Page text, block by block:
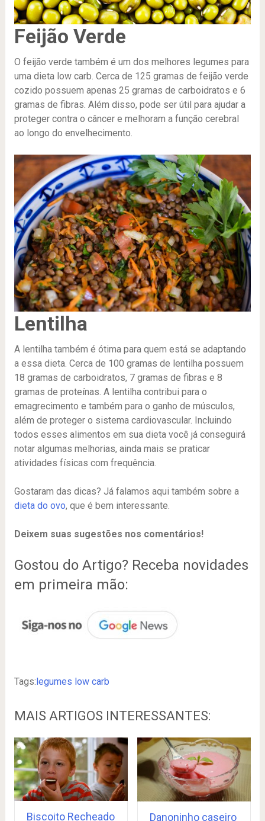
Feijão Verde
O feijão verde também é um dos melhores legumes para
uma dieta low carb. Cerca de 125 gramas de feijão verde
cozido possuem apenas 25 gramas de carboidratos e 6
gramas de fibras. Além disso, pode ser útil para ajudar a
proteger contra o câncer e melhoram a função cerebral
ao longo do envelhecimento.
Lentilha
A lentilha também é ótima para quem está se adaptando
a essa dieta. Cerca de 100 gramas de lentilha possuem
18 gramas de carboidratos, 7 gramas de fibras e 8
gramas de proteínas. A lentilha contribui para o
emagrecimento e também para o ganho de músculos,
além de proteger o sistema cardiovascular. Incluindo
todos esses alimentos em sua dieta você já conseguirá
notar algumas melhorias, ainda mais se praticar
atividades físicas com frequência.
Gostaram das dicas? Já falamos aqui também sobre a
dieta do ovo, que é bem interessante.
Deixem suas sugestões nos comentários!
Gostou do Artigo? Receba novidades
em primeira mão:
Tags:legumes low carb
MAIS ARTIGOS INTERESSANTES:
Biscoito Recheado Danoninho caseiro